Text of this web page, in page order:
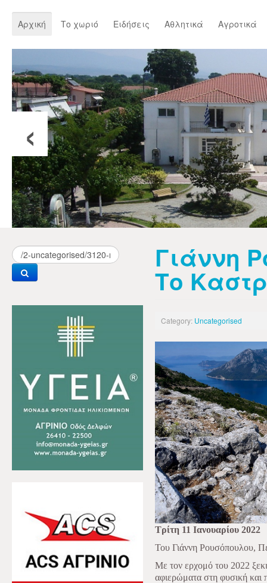
Αρχική Το χωριό Ειδήσεις Αθλητικά Αγροτικά
‹
Γιάννη
Το
Category: Uncategorised
Τρίτη 11 Ιανουαρίου 2022
Του Γιάννη Ρουσόπουλου,
Με τον ερχομό του 2022
αφιερώματα στη φυσική και